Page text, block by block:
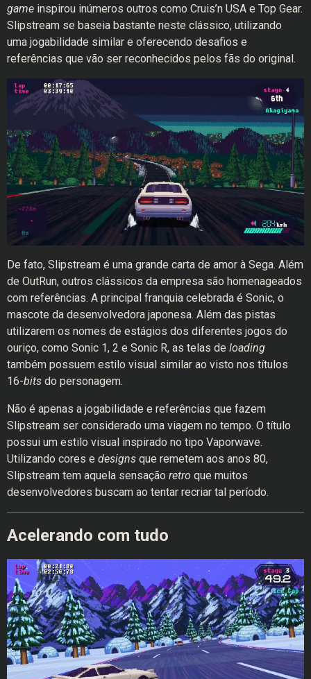
game inspirou inúmeros outros como Cruis’n USA e Top Gear.
Slipstream se baseia bastante neste clássico, utilizando
uma jogabilidade similar e oferecendo desafios e
referências que vão ser reconhecidos pelos fãs do original.
De fato, Slipstream é uma grande carta de amor à Sega. Além
de OutRun, outros clássicos da empresa são homenageados
com referências. A principal franquia celebrada é Sonic, o
mascote da desenvolvedora japonesa. Além das pistas
utilizarem os nomes de estágios dos diferentes jogos do
ouriço, como Sonic 1, 2 e Sonic R, as telas de loading
também possuem estilo visual similar ao visto nos títulos
16-bits do personagem.
Não é apenas a jogabilidade e referências que fazem
Slipstream ser considerado uma viagem no tempo. O título
possui um estilo visual inspirado no tipo Vaporwave.
Utilizando cores e designs que remetem aos anos 80,
Slipstream tem aquela sensação retro que muitos
desenvolvedores buscam ao tentar recriar tal período.
Acelerando com tudo